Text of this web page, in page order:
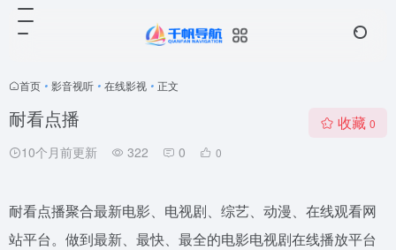
首页 • 影音视听 • 在线影视 • 正文
耐看点播
10个月前更新 322 0 0
收藏 0
耐看点播聚合最新电影、电视剧、综艺、动漫、在线观看网
站平台。做到最新、最快、最全的电影电视剧在线播放平台